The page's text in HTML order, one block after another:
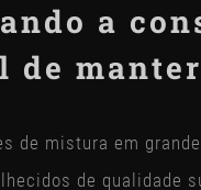
a
manter
de mistura em
de qualidade